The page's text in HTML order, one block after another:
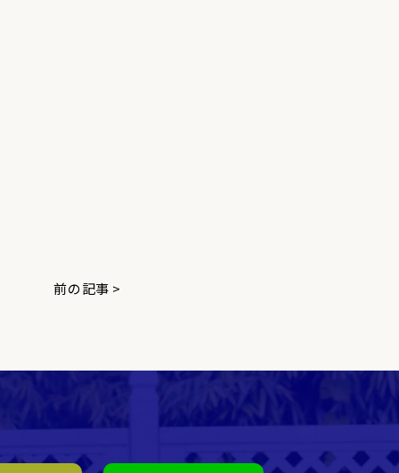
前の記事 >